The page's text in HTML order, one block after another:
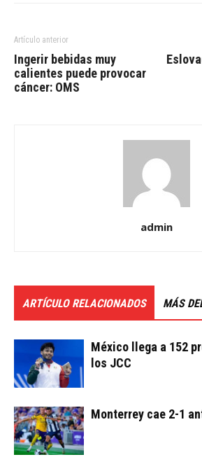
Artículo anterior
Ingerir bebidas muy
calientes puede provocar
cáncer: OMS
admin
ARTÍCULO RELACIONADOS MÁS
México llega a 152
los JCC
Monterrey cae 2-1